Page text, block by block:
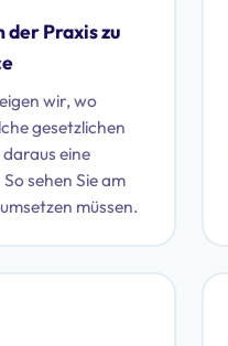
der Praxis zu
wir, wo
gesetzlichen
eine
sehen Sie am
müssen.